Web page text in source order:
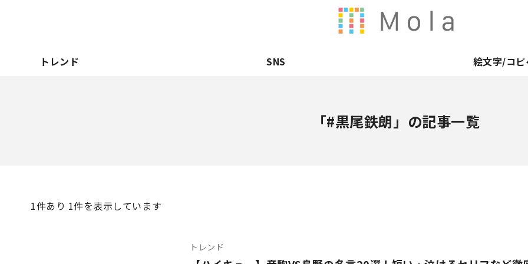
トレンド SNS 絵文字/コピ
「#黒尾鉄朗」の記事一覧
1件あり 1件を表示しています
トレンド